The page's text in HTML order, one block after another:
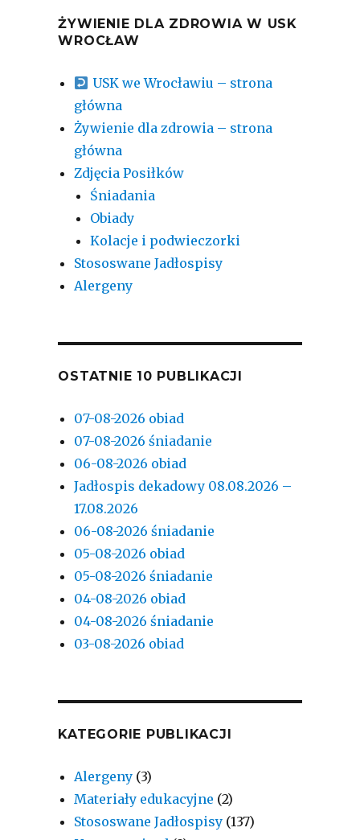
ŻYWIENIE DLA ZDROWIA W USK
WROCŁAW
USK we Wrocławiu – strona
główna
Żywienie dla zdrowia – strona
główna
Zdjęcia Posiłków
Śniadania
Obiady
Kolacje i podwieczorki
Stososwane Jadłospisy
Alergeny
OSTATNIE 10 PUBLIKACJI
07-08-2026 obiad
07-08-2026 śniadanie
06-08-2026 obiad
Jadłospis dekadowy 08.08.2026 –
17.08.2026
06-08-2026 śniadanie
05-08-2026 obiad
05-08-2026 śniadanie
04-08-2026 obiad
04-08-2026 śniadanie
03-08-2026 obiad
KATEGORIE PUBLIKACJI
Alergeny (3)
Materiały edukacyjne (2)
Stososwane Jadłospisy (137)